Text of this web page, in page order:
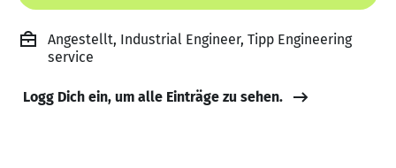
Angestellt, Industrial Engineer, Tipp Engineering
service
Logg Dich ein, um alle Einträge zu sehen.